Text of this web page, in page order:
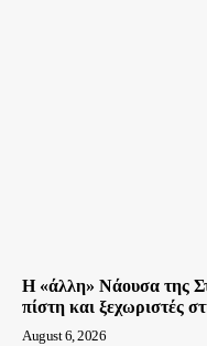
Η «άλλη» Νάουσα της
πίστη και ξεχωριστές
August 6, 2026